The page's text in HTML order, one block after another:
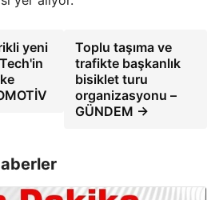
yeni
Toplu taşıma ve
trafikte başkanlık
bisiklet turu
organizasyonu –
GÜNDEM →